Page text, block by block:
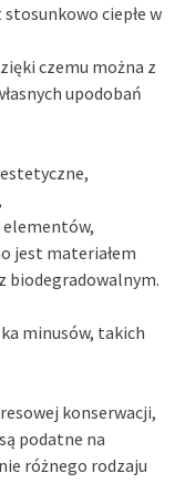
ciepłe w
czemu można z
upodobań
elementów,
jest materiałem
biodegradowalnym.
minusów, takich
konserwacji,
podatne na
różnego rodzaju